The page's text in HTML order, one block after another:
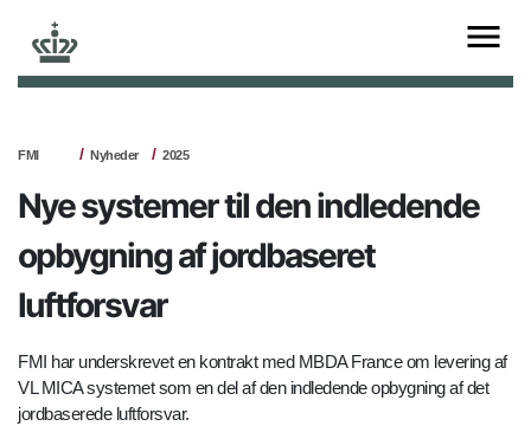
FMI Nyheder 2025
Nye systemer til den indledende
opbygning af jordbaseret
luftforsvar
FMI har underskrevet en kontrakt med MBDA France om levering af
VL MICA systemet som en del af den indledende opbygning af det
jordbaserede luftforsvar.